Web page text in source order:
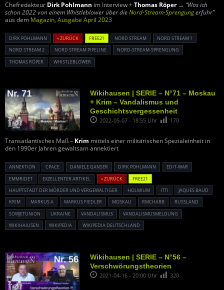
Chefredakteur Dirk Pohlmann im Interview +Thomas Röper→ “Was ich
schon 2022 von einem Whistleblower über dieNord-Stream-Sprengungerfuhr”
aus dem Magazin, Ausgabe April 2023
DIRK POHLMANN « ZURÜCK FREE21 NORD STREAM
NORD STREAM 1
NORD STREAM 2
NORD STREAM PIPELINE
NORD-STREAM-SPRENGUNG
THOMAS RÖPER
WHISTLEBLOWER
Wikihausen | SERIE – N°71 – Moskau
+ Krim – Vandalismus und
Geschichtsvergessenheit
2022-05-07 - 18:55 Uhr 170
Transatlantisches Maß – Krim mittels einer militärischen Spezialeinheit in
den 1990er Jahren gewaltsam annektiert
ANNEKTION CPACE DANIELE GANSER DIRK POHLMANN
EDIT-WAR
EMMRIDET
EXZELLENTER ARTIKEL « ZURÜCK
FREE21
HAUPTSTADT DER MÖRDER UND VERGEWALTIGER
HOLMIUM ITTI
JAQUES BAUD
KRIM
MARKUS A MARKUS FIEDLER MOSKAU RMCHARB
RUSSLAND
SOWJETUNION
UKRAINE VANDALISMUS
VANDALISMUSMELDUNG
WIKIHAIUSEN
WIKIPEDIA WIKIPEDIA DEUTSCHLAND
Wikihausen | SERIE – N°56 –
Verschwörungstheorien
2021-04-16 - 20:00 Uhr 320